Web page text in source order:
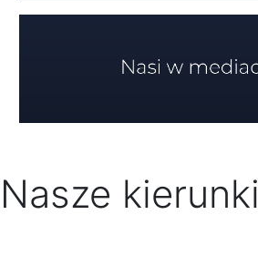
Nasze kierunki